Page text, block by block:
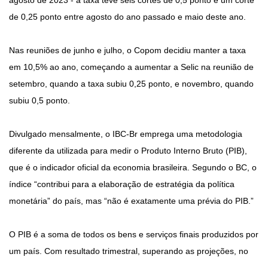
de 0,25 ponto entre agosto do ano passado e maio deste ano.
Nas reuniões de junho e julho, o Copom decidiu manter a taxa
em 10,5% ao ano, começando a aumentar a Selic na reunião de
setembro, quando a taxa subiu 0,25 ponto, e novembro, quando
subiu 0,5 ponto.
Divulgado mensalmente, o IBC-Br emprega uma metodologia
diferente da utilizada para medir o Produto Interno Bruto (PIB),
que é o indicador oficial da economia brasileira. Segundo o BC, o
índice “contribui para a elaboração de estratégia da política
monetária” do país, mas “não é exatamente uma prévia do PIB.”
O PIB é a soma de todos os bens e serviços finais produzidos por
um país. Com resultado trimestral, superando as projeções, no